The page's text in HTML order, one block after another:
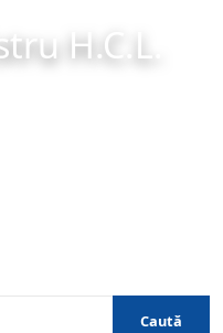
H.C.L.
Caută